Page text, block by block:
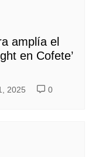
amplía el
en Cofete’
2025 0